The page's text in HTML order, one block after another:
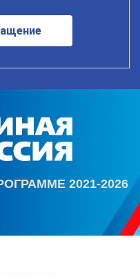
2021-2026